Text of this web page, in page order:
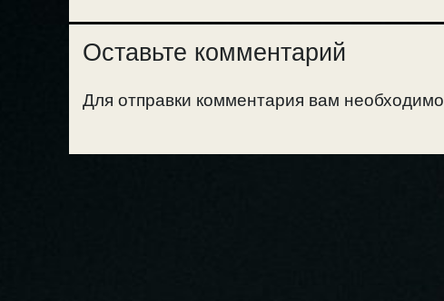
Оставьте комментарий
Для отправки комментария вам необходимо